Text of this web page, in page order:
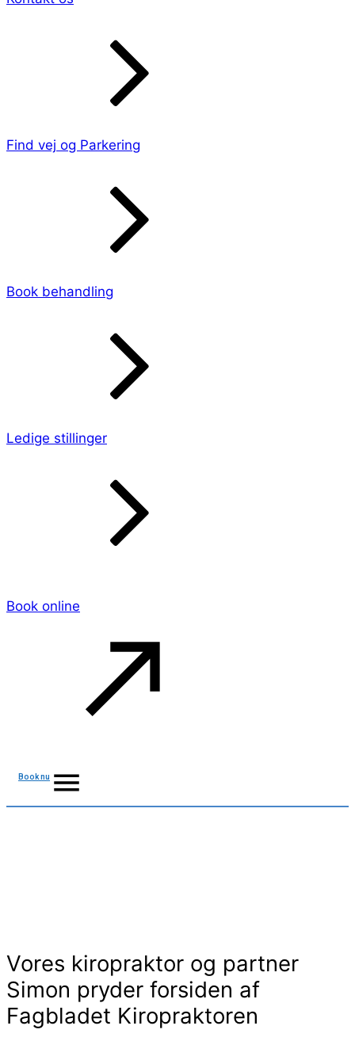
Find vej og Parkering
Book behandling
Ledige stillinger
Book online
Book nu
Vores kiropraktor og partner
Simon pryder forsiden af
Fagbladet Kiropraktoren